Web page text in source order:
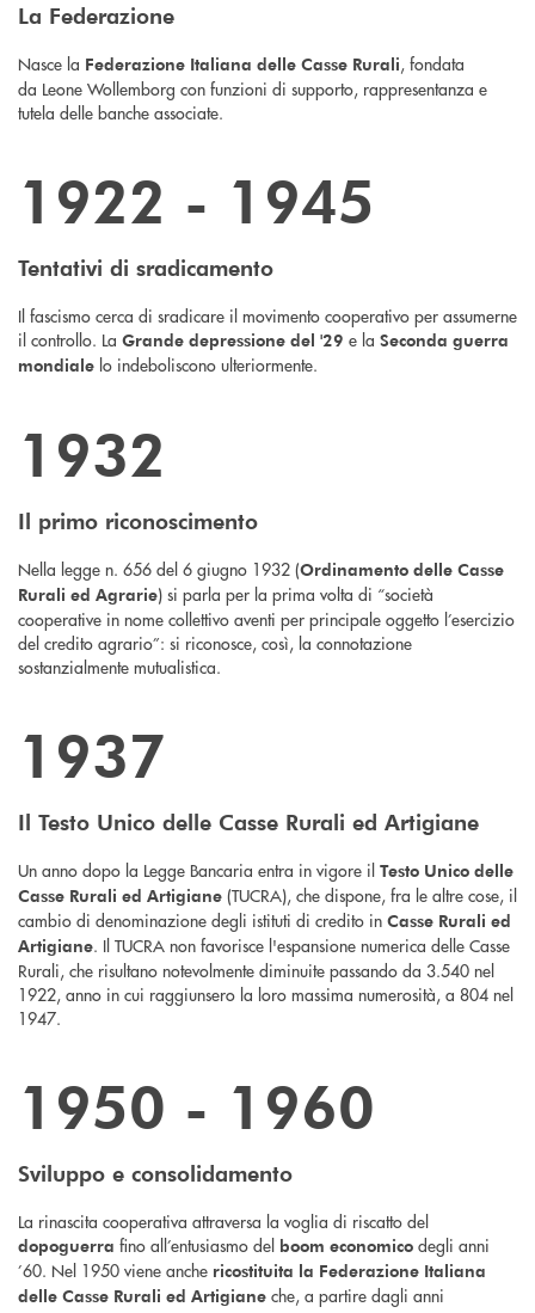
La Federazione
Nasce la Federazione Italiana delle Casse Rurali, fondata
da Leone Wollemborg con funzioni di supporto, rappresentanza e
tutela delle banche associate.
1922 - 1945
Tentativi di sradicamento
Il fascismo cerca di sradicare il movimento cooperativo per assumerne
il controllo. La Grande depressione del '29 e la Seconda guerra
mondiale lo indeboliscono ulteriormente.
1932
Il primo riconoscimento
Nella legge n. 656 del 6 giugno 1932 (Ordinamento delle Casse
Rurali ed Agrarie) si parla per la prima volta di “società
cooperative in nome collettivo aventi per principale oggetto l’esercizio
del credito agrario”: si riconosce, così, la connotazione
sostanzialmente mutualistica.
1937
Il Testo Unico delle Casse Rurali ed Artigiane
Un anno dopo la Legge Bancaria entra in vigore il Testo Unico delle
Casse Rurali ed Artigiane (TUCRA), che dispone, fra le altre cose, il
cambio di denominazione degli istituti di credito in Casse Rurali ed
Artigiane. Il TUCRA non favorisce l'espansione numerica delle Casse
Rurali, che risultano notevolmente diminuite passando da 3.540 nel
1922, anno in cui raggiunsero la loro massima numerosità, a 804 nel
1947.
1950 - 1960
Sviluppo e consolidamento
La rinascita cooperativa attraversa la voglia di riscatto del
dopoguerra fino all’entusiasmo del boom economico degli anni
’60. Nel 1950 viene anche ricostituita la Federazione Italiana
delle Casse Rurali ed Artigiane che, a partire dagli anni